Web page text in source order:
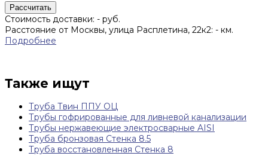
Рассчитать
Стоимость доставки: - руб.
Расстояние от Москвы, улица Расплетина, 22к2: - км.
Подробнее
Также ищут
Труба Твин ППУ ОЦ
Трубы гофрированные для ливневой канализации
Трубы нержавеющие электросварные AISI
Труба бронзовая Стенка 8.5
Труба восстановленная Стенка 8